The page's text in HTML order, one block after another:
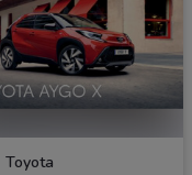
Toyota